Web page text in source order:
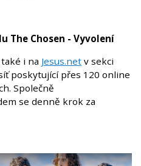
The Chosen - Vyvolení
i na Jesus.net v sekci
poskytující přes 120 online
Společně
se denně krok za